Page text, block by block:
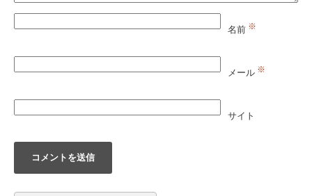
名前 ※
メール ※
サイト